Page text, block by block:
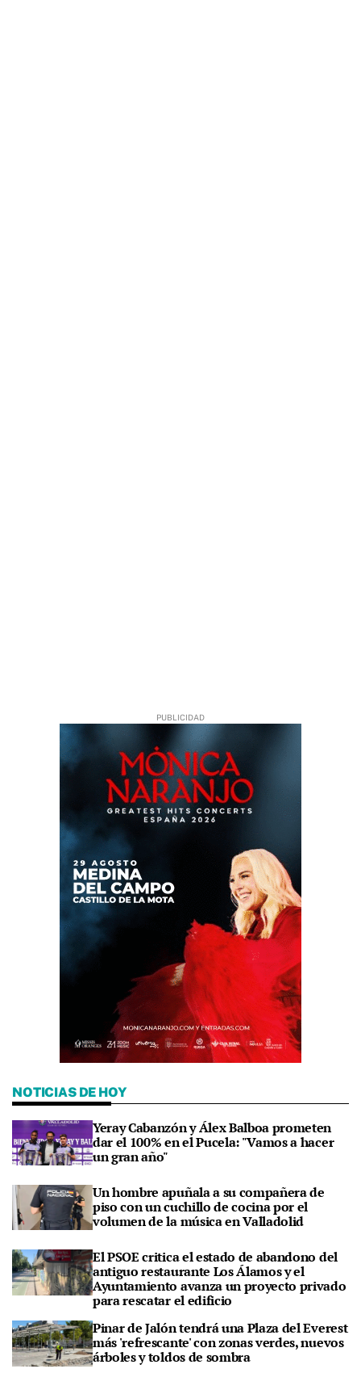
NOTICIAS DE HOY
Yeray Cabanzón y Álex Balboa prometen
dar el 100% en el Pucela: "Vamos a hacer
un gran año"
Un hombre apuñala a su compañera de
piso con un cuchillo de cocina por el
volumen de la música en Valladolid
El PSOE critica el estado de abandono del
antiguo restaurante Los Álamos y el
Ayuntamiento avanza un proyecto privado
para rescatar el edificio
Pinar de Jalón tendrá una Plaza del Everest
más 'refrescante' con zonas verdes, nuevos
árboles y toldos de sombra